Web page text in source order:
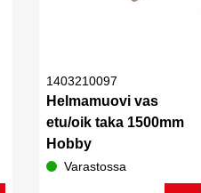
1403210097
Helmamuovi vas
etu/oik taka 1500mm
Hobby
Varastossa